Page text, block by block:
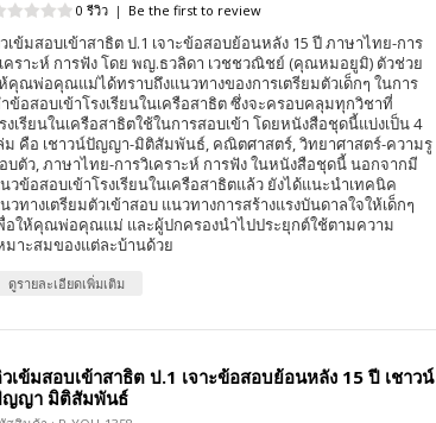
0 รีวิว | Be the first to review
เข้มสอบเข้าสาธิต ป.1 เจาะข้อสอบย้อนหลัง 15 ปี ภาษาไทย-การ
คราะห์ การฟัง โดย พญ.ธวลิดา เวชชวณิชย์ (คุณหมอยูมิ) ตัวช่วย
คุณพ่อคุณแม่ได้ทราบถึงแนวทางของการเตรียมตัวเด็กๆ ในการ
ข้อสอบเข้าโรงเรียนในเครือสาธิต ซึ่งจะครอบคลุมทุกวิชาที่
งเรียนในเครือสาธิตใช้ในการสอบเข้า โดยหนังสือชุดนี้แบ่งเป็น 4
ม คือ เชาวน์ปัญญา-มิติสัมพันธ์, คณิตศาสตร์, วิทยาศาสตร์-ความรู
บตัว, ภาษาไทย-การวิเคราะห์ การฟัง ในหนังสือชุดนี้ นอกจากมี
วข้อสอบเข้าโรงเรียนในเครือสาธิตแล้ว ยังได้แนะนำเทคนิค
วทางเตรียมตัวเข้าสอบ แนวทางการสร้างแรงบันดาลใจให้เด็กๆ
อให้คุณพ่อคุณแม่ และผู้ปกครองนำไปประยุกต์ใช้ตามความ
มาะสมของแต่ละบ้านด้วย
ดูรายละเอียดเพิ่มเติม
เข้มสอบเข้าสาธิต ป.1 เจาะข้อสอบย้อนหลัง 15 ปี เชาวน์
ญา มิติสัมพันธ์